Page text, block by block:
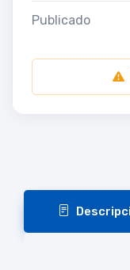
Publicado